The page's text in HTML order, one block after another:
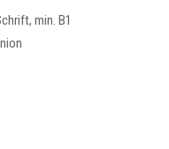
min. B1